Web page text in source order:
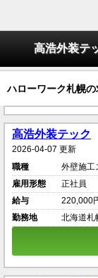
高浩外装テ
ハローワーク札幌
高浩外装テック
2026-04-07 更新
職種
外壁施工
雇用形態
正社員
給与
220,000
勤務地
北海道札